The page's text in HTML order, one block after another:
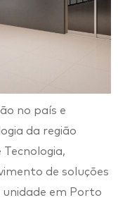
no país e
da região
de soluções
unidade em Porto